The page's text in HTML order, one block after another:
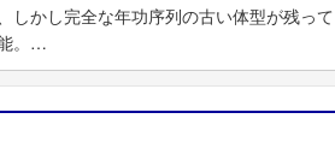
しかし完全な年功序列の古い体型が残って
。…